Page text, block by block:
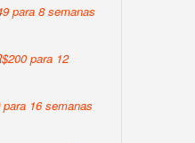
para 8 semanas
para 12
para 16 semanas